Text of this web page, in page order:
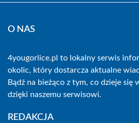
O NAS
4yougorlice.pl to lokalny serwis
okolic, który dostarcza aktualne
Bądź na bieżąco z tym, co dzieje się
dzięki naszemu serwisowi.
REDAKCJA